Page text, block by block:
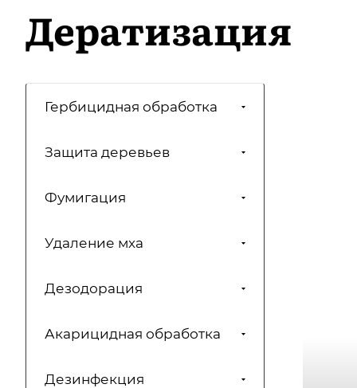
Дератизация
Гербицидная обработка
Защита деревьев
Фумигация
Удаление мха
Дезодорация
Акарицидная обработка
Дезинфекция